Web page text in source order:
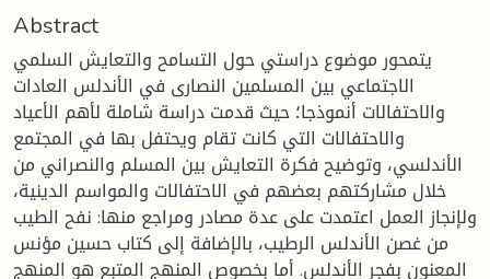
Abstract
يتمحور موضوع دراستي حول التسامح والتعايش السلمي
الاجتماعي بين المسلمين النصارى في الأندلس العادات
والاحتفالات أنموذجا؛ حيث قدمت دراسة شاملة لأهم الأعياد
والاحتفالات التي كانت تقام ويحتفل بها في المجتمع
الأندلسي، وتوضيح فكرة التعايش بين المسلم والنصراني من
خلال مشاركتهم بعضهم في الاحتفالات والمواسم الدينية،
ولإنجاز العمل اعتمدت على عدة مصادر ومراجع منها: نفح الطيب
من غصن الأندلس الرطيب، بالإضافة إلى كتاب حسين مؤنس
المعنون بفجر الأندلس. أما بخصوص المنهج المتبع هو المنهج